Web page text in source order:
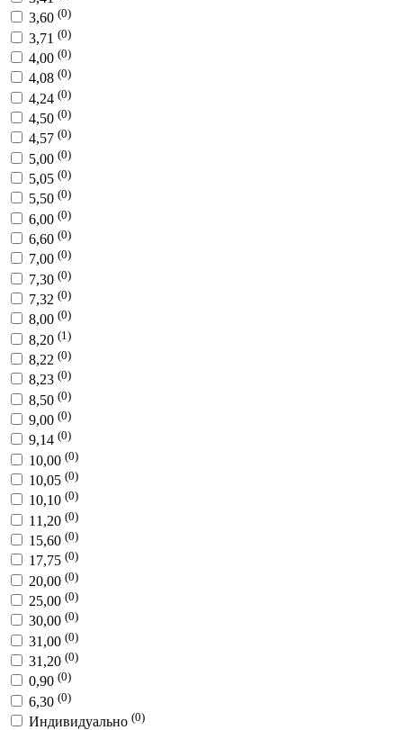
3,60 (0)
3,71 (0)
4,00 (0)
4,08 (0)
4,24 (0)
4,50 (0)
4,57 (0)
5,00 (0)
5,05 (0)
5,50 (0)
6,00 (0)
6,60 (0)
7,00 (0)
7,30 (0)
7,32 (0)
8,00 (0)
8,20 (1)
8,22 (0)
8,23 (0)
8,50 (0)
9,00 (0)
9,14 (0)
10,00 (0)
10,05 (0)
10,10 (0)
11,20 (0)
15,60 (0)
17,75 (0)
20,00 (0)
25,00 (0)
30,00 (0)
31,00 (0)
31,20 (0)
0,90 (0)
6,30 (0)
Индивидуально (0)